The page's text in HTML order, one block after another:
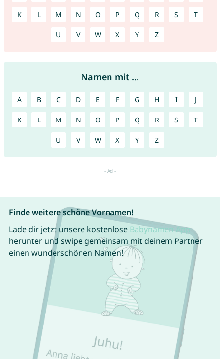
K L M N O P Q R S T
U V W X Y Z
Namen mit ...
A B C D E F G H I J
K L M N O P Q R S T
U V W X Y Z
Finde weitere schöne Vornamen!
Lade dir jetzt unsere kostenlose Babynamen App
herunter und swipe gemeinsam mit deinem Partner
einen wunderschönen Namen!